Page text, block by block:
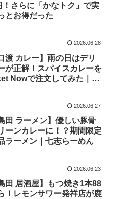
！さらに「かなトク」で実
とお得だった
2026.06.28
渡 カレー】雨の日はデリ
が正解！スパイスカレーを
Nowで注文してみた｜デ
2026.06.27
田 ラーメン】優しい豚骨
ーンカレーに！？期間限定
ラーメン｜七志らーめん
2026.06.23
田 居酒屋】もつ焼き1本88
！レモンサワー発祥店が鹿